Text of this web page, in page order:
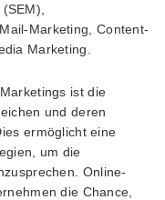
Marketing, Content-
Marketing.
ist die
und deren
ermöglicht eine
um die
Online-
die Chance,